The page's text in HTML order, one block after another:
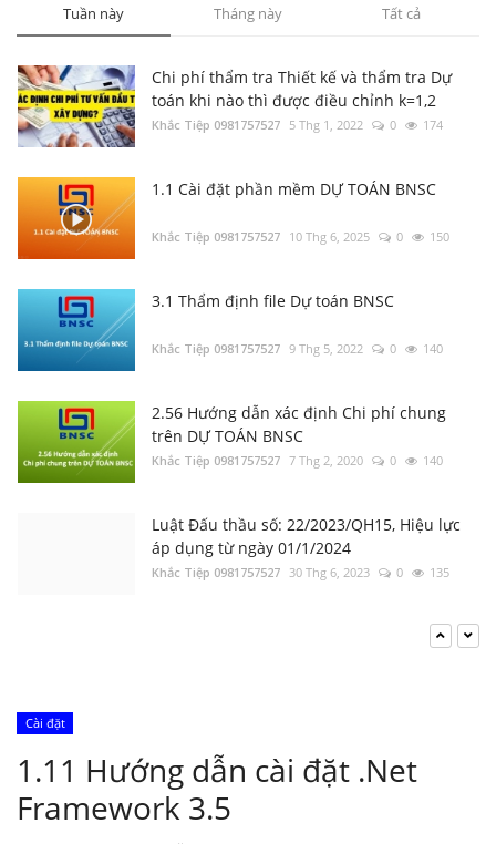
Tuần này Tháng này Tất cả
Khắc Tiệp 0981757527 0
Chi phí thẩm tra Thiết kế và thẩm tra Dự
toán khi nào thì được điều chỉnh k=1,2
Khắc Tiệp 0981757527 5 Thg 1, 2022 0 174
1.1 Cài đặt phần mềm DỰ TOÁN BNSC
Khắc Tiệp 0981757527 10 Thg 6, 2025 0 150
3.1 Thẩm định file Dự toán BNSC
Khắc Tiệp 0981757527 9 Thg 5, 2022 0 140
2.56 Hướng dẫn xác định Chi phí chung
trên DỰ TOÁN BNSC
Khắc Tiệp 0981757527 7 Thg 2, 2020 0 140
Luật Đấu thầu số: 22/2023/QH15, Hiệu lực
áp dụng từ ngày 01/1/2024
Khắc Tiệp 0981757527 30 Thg 6, 2023 0 135
Tổng hợp Thông báo giá Vật liệu xây dựng
phí đầu tư xây dựng
Khắc Tiệp 0981757527
Cài đặt
1.11 Hướng dẫn cài đặt .Net
Framework 3.5